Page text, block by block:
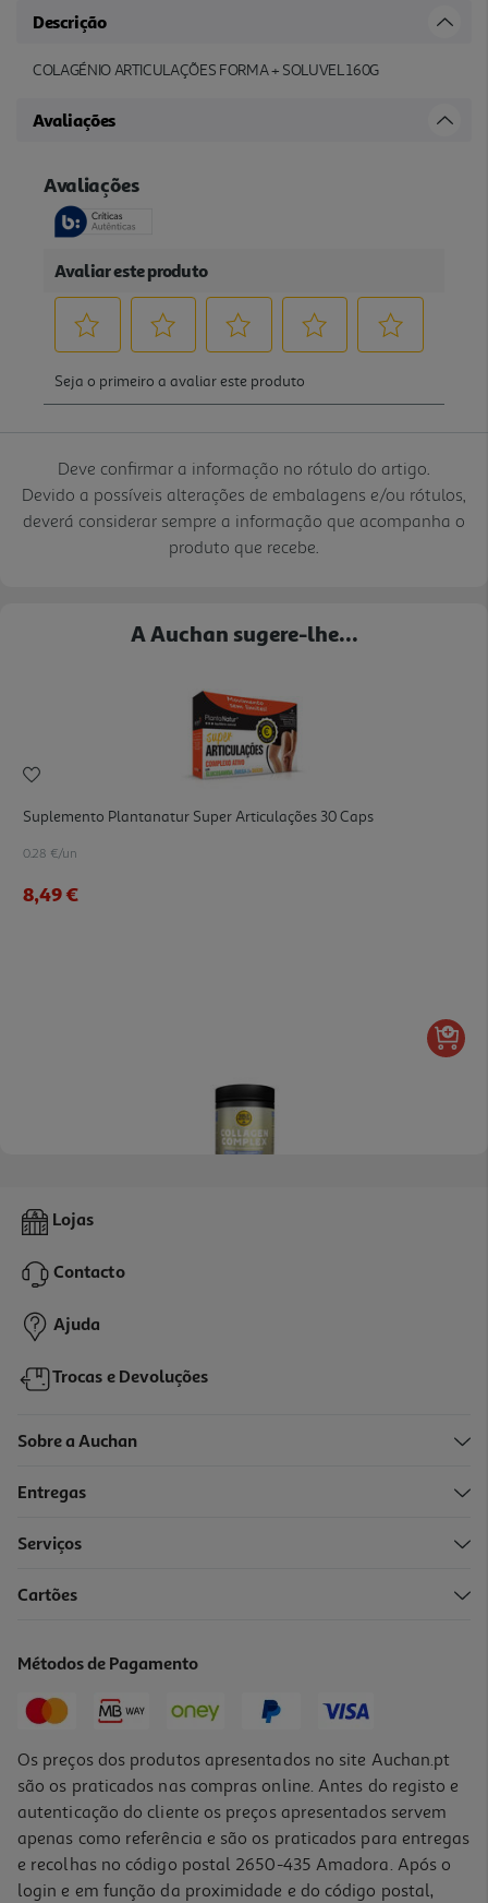
Descrição
COLAGÉNIO ARTICULAÇÕES FORMA + SOLUVEL 160G
Avaliações
Deve confirmar a informação no rótulo do artigo.
Devido a possíveis alterações de embalagens e/ou rótulos,
deverá considerar sempre a informação que acompanha o
produto que recebe.
A Auchan sugere-lhe...
Suplemento Plantanatur Super Articulações 30 Caps
0.28 €/un
8,49 €
Colagénio Goldnutrition F.silvestres 300g
22,99 €
Lojas
Contacto
Ajuda
Trocas e Devoluções
Sobre a Auchan
Entregas
Serviços
Cartões
Métodos de Pagamento
Os preços dos produtos apresentados no site Auchan.pt
são os praticados nas compras online. Antes do registo e
autenticação do cliente os preços apresentados servem
apenas como referência e são os praticados para entregas
e recolhas no código postal 2650-435 Amadora. Após o
login e em função da proximidade e do código postal,